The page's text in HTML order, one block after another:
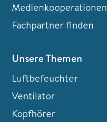
Medienkooperationen
Fachpartner finden
Unsere Themen
Luftbefeuchter
Ventilator
Kopfhörer